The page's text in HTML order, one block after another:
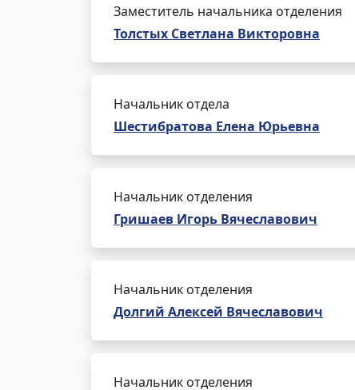
Заместитель начальника отделения
Толстых Светлана Викторовна
Начальник отдела
Шестибратова Елена Юрьевна
Начальник отделения
Гришаев Игорь Вячеславович
Начальник отделения
Долгий Алексей Вячеславович
Начальник отделения